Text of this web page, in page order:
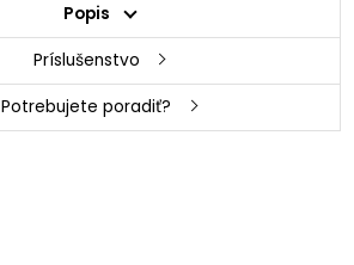
Popis
Príslušenstvo
Potrebujete poradiť?